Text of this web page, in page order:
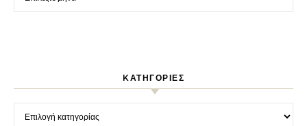
KΑΤΗΓΟΡΊΕΣ
Kατηγορίες